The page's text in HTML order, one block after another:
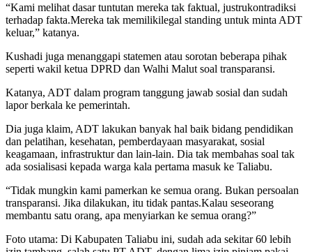
“Kami melihat dasar tuntutan mereka tak faktual, justrukontradiksi
terhadap fakta.Mereka tak memilikilegal standing untuk minta ADT
keluar,” katanya.
Kushadi juga menanggapi statemen atau sorotan beberapa pihak
seperti wakil ketua DPRD dan Walhi Malut soal transparansi.
Katanya, ADT dalam program tanggung jawab sosial dan sudah
lapor berkala ke pemerintah.
Dia juga klaim, ADT lakukan banyak hal baik bidang pendidikan
dan pelatihan, kesehatan, pemberdayaan masyarakat, sosial
keagamaan, infrastruktur dan lain-lain. Dia tak membahas soal tak
ada sosialisasi kepada warga kala pertama masuk ke Taliabu.
“Tidak mungkin kami pamerkan ke semua orang. Bukan persoalan
transparansi. Jika dilakukan, itu tidak pantas.Kalau seseorang
membantu satu orang, apa menyiarkan ke semua orang?”
Foto utama: Di Kabupaten Taliabu ini, sudah ada sekitar 60 lebih